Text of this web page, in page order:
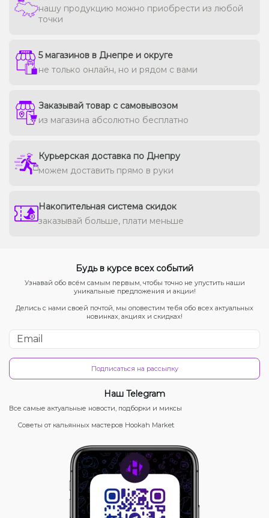
нашу продукцию можно приобрести из любой
точки
5 магазинов в Днепре и округе
не только онлайн, но и рядом с вами
Заказывай товар с самовывозом
из магазина абсолютно бесплатно
Курьерская доставка по Днепру
можем доставить прямо в руки
Накопительная система скидок
заказывай больше, плати меньше
Будь в курсе всех событий
Узнавай обо всём самым первым, чтобы точно не упустить наши
уникальные предложения и акции!
Делись с нами своей почтой, мы оповестим тебя обо всех актуальных
новинках, акциях и скидках!
Подписаться на рассылку
Наш Telegram
Все самые актуальные новости, подборки и миксы
Советы от кальянных мастеров Hookah Market